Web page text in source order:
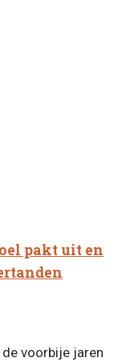
pakt uit en
voorbije jaren